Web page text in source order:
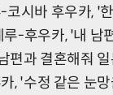
코시바 후우카, '
-후우카, '내 남
편과 결혼해줘
, '수정 같은 눈